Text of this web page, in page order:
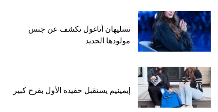
نسليهان أتاغول تكشف عن جنس
مولودها الجديد
إيمينيم يستقبل حفيده الأول بفرح كبير